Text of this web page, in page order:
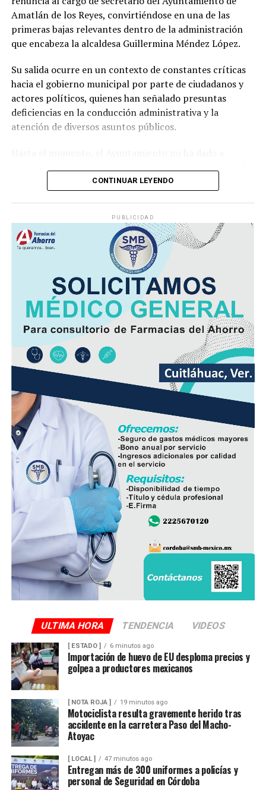
veracruzanas ligadas al sector azucarero.
Amatlán de los Reyes, convirtiéndose en una de las
primeras bajas relevantes dentro de la administración
que encabeza la alcaldesa Guillermina Méndez López.
Su salida ocurre en un contexto de constantes críticas
hacia el gobierno municipal por parte de ciudadanos y
actores políticos, quienes han señalado presuntas
deficiencias en la conducción administrativa y la
atención de diversos asuntos públicos.
informado quién ocupará la Secretaría del
Se espera que en las próximas horas el gobierno
municipal emita una postura oficial sobre la salida del
funcionario y anuncie a la persona que asumirá el cargo.
CONTINUAR LEYENDO
PUBLICIDAD
ULTIMA HORA TENDENCIA VIDEOS
[ ESTADO ] 6 minutos ago
Importación de huevo de EU desploma precios y
golpea a productores mexicanos
[ NOTA ROJA ] 19 minutos ago
Motociclista resulta gravemente herido tras
accidente en la carretera Paso del Macho-
Atoyac
[ LOCAL ] 47 minutos ago
Entregan más de 300 uniformes a policías y
personal de Seguridad en Córdoba